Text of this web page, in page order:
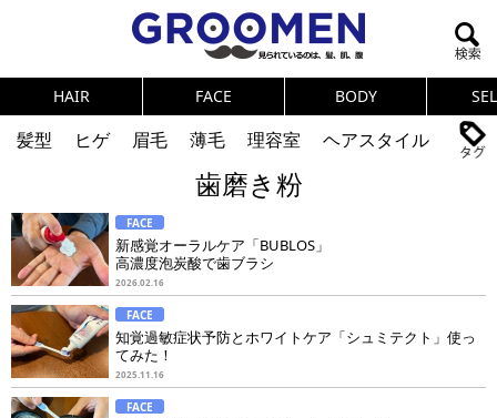
HAIR FACE BODY
髪型 ヒゲ 眉毛 薄毛 理容室
ヘアスタイル
ニオイ
連載
メンズコスメ
NEWS PICK UP 筋肉
テストステロン
海外セレブ
健康
スキンケア 食事
調査結果
トレーニング
好印象な男
頭皮ケア
歯磨き粉
FACE
新感覚オーラルケア「BUBLOS」
高濃度泡炭酸で歯ブラシ
2026.02.16
FACE
知覚過敏症状予防とホワイトケア「シュミテクト」使っ
てみた！
2025.11.16
FACE